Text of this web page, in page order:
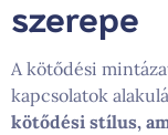
szerepe
A kötődési
kapcsolatok
kötődési stílus,